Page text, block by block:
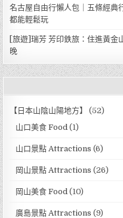
名古屋自由行懶人包｜五條經典
都能輕鬆玩
[旅遊]瑞芳 芳印鉄旅：住進黃金
晚
【日本山陰山陽地方】
(52)
山口美食 Food (1)
山口景點 Attractions (6)
岡山景點 Attractions (26)
岡山美食 Food (10)
廣島景點 Attractions (9)